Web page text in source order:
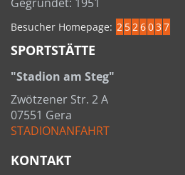
Besucher Homepage: 2 52603 7
SPORTSTÄTTE
"Stadion am Steg"
Zwötzener Str. 2 A
07551 Gera
STADIONANFAHRT
KONTAKT